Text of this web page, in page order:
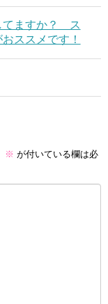
てますか？ ス
ススメです！
※ が付いている欄は必